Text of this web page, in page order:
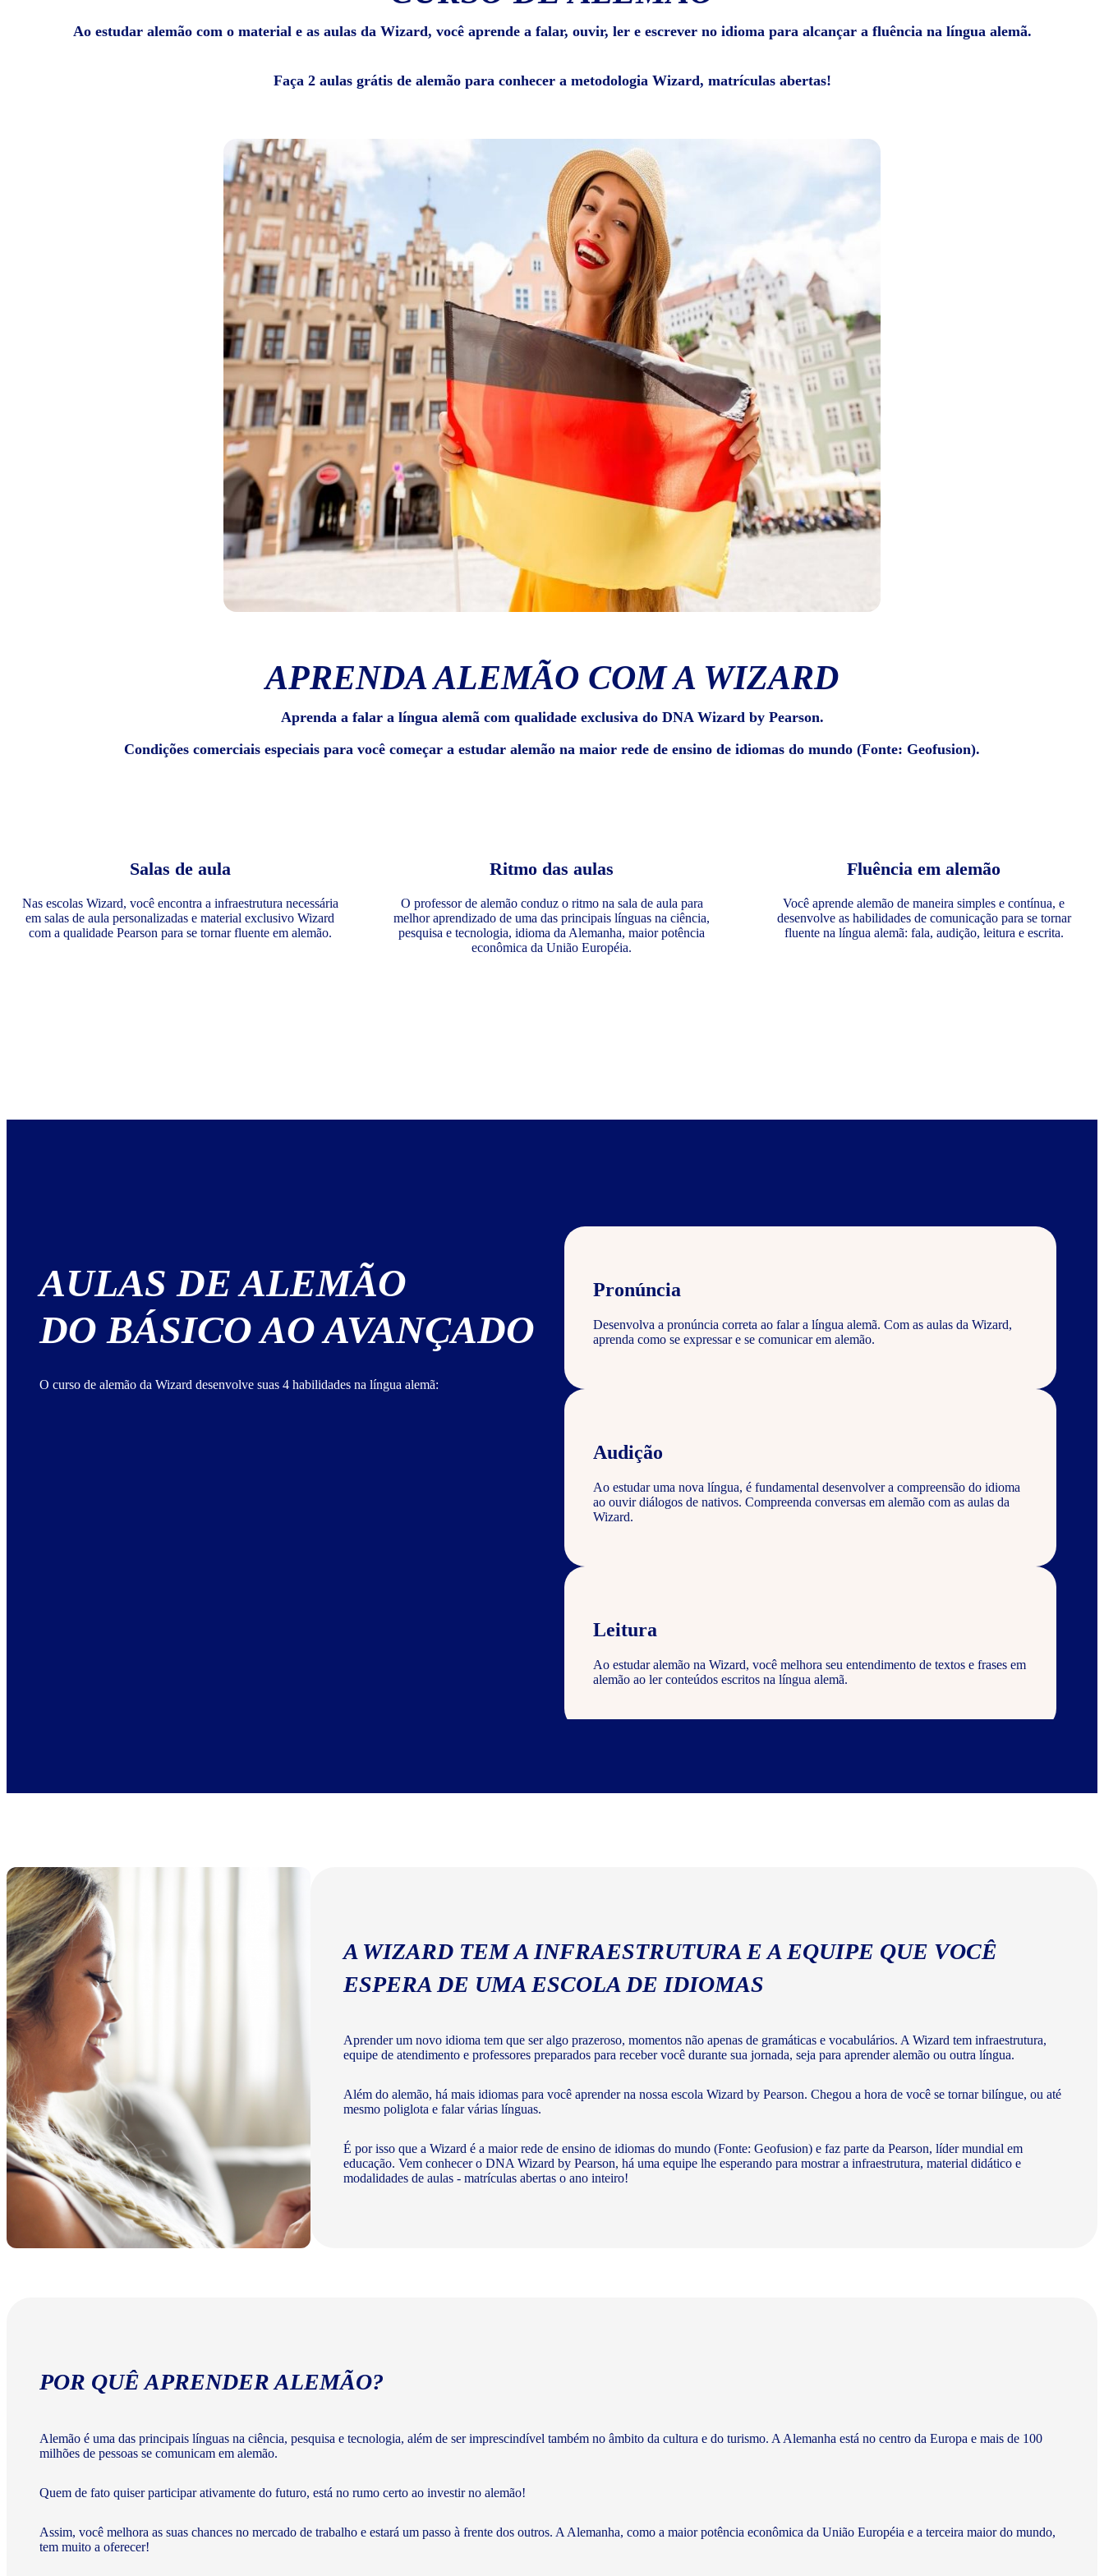
Ao estudar alemão com o material e as aulas da Wizard, você aprende a falar, ouvir, ler e escrever no idioma para alcançar a fluência na língua alemã.
Faça 2 aulas grátis de alemão para conhecer a metodologia Wizard, matrículas abertas!
APRENDA ALEMÃO COM A WIZARD
Aprenda a falar a língua alemã com qualidade exclusiva do DNA Wizard by Pearson.
Condições comerciais especiais para você começar a estudar alemão na maior rede de ensino de idiomas do mundo (Fonte: Geofusion).
Salas de aula
Nas escolas Wizard, você encontra a infraestrutura necessária
em salas de aula personalizadas e material exclusivo Wizard
com a qualidade Pearson para se tornar fluente em alemão.
Ritmo das aulas
O professor de alemão conduz o ritmo na sala de aula para
melhor aprendizado de uma das principais línguas na ciência,
pesquisa e tecnologia, idioma da Alemanha, maior potência
econômica da União Européia.
Fluência em alemão
Você aprende alemão de maneira simples e contínua, e
desenvolve as habilidades de comunicação para se tornar
fluente na língua alemã: fala, audição, leitura e escrita.
AULAS DE ALEMÃO
DO BÁSICO AO AVANÇADO
O curso de alemão da Wizard desenvolve suas 4 habilidades na língua alemã:
Pronúncia
Desenvolva a pronúncia correta ao falar a língua alemã. Com as aulas da Wizard,
aprenda como se expressar e se comunicar em alemão.
Audição
Ao estudar uma nova língua, é fundamental desenvolver a compreensão do idioma
ao ouvir diálogos de nativos. Compreenda conversas em alemão com as aulas da
Wizard.
Leitura
Ao estudar alemão na Wizard, você melhora seu entendimento de textos e frases em
alemão ao ler conteúdos escritos na língua alemã.
Escrita
A WIZARD TEM A INFRAESTRUTURA E A EQUIPE QUE VOCÊ
ESPERA DE UMA ESCOLA DE IDIOMAS
Aprender um novo idioma tem que ser algo prazeroso, momentos não apenas de gramáticas e vocabulários. A Wizard tem infraestrutura,
equipe de atendimento e professores preparados para receber você durante sua jornada, seja para aprender alemão ou outra língua.
Além do alemão, há mais idiomas para você aprender na nossa escola Wizard by Pearson. Chegou a hora de você se tornar bilíngue, ou até
mesmo poliglota e falar várias línguas.
É por isso que a Wizard é a maior rede de ensino de idiomas do mundo (Fonte: Geofusion) e faz parte da Pearson, líder mundial em
educação. Vem conhecer o DNA Wizard by Pearson, há uma equipe lhe esperando para mostrar a infraestrutura, material didático e
modalidades de aulas - matrículas abertas o ano inteiro!
POR QUÊ APRENDER ALEMÃO?
Alemão é uma das principais línguas na ciência, pesquisa e tecnologia, além de ser imprescindível também no âmbito da cultura e do turismo. A Alemanha está no centro da Europa e mais de 100
milhões de pessoas se comunicam em alemão.
Quem de fato quiser participar ativamente do futuro, está no rumo certo ao investir no alemão!
Assim, você melhora as suas chances no mercado de trabalho e estará um passo à frente dos outros. A Alemanha, como a maior potência econômica da União Européia e a terceira maior do mundo,
tem muito a oferecer!​